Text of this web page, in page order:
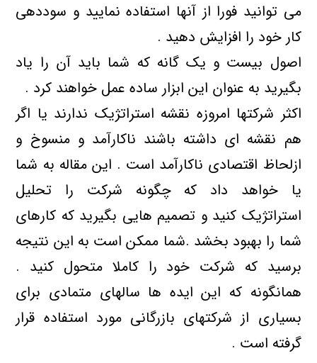
می توانید فورا از آنها استفاده نمایید و سوددهی
کار خود را افزایش دهید .
اصول بیست و یک گانه که شما باید آن را یاد
بگیرید به عنوان این ابزار ساده عمل خواهند کرد .
اکثر شرکتها امروزه نقشه استراتژیک ندارند یا اگر
هم نقشه ای داشته باشند ناکارآمد و منسوخ و
ازلحاظ اقتصادی ناکارآمد است . این مقاله به شما
یا خواهد داد که چگونه شرکت را تحلیل
استراتژیک کنید و تصمیم هایی بگیرید که کارهای
شما را بهبود بخشد .شما ممکن است به این نتیجه
برسید که شرکت خود را کاملا متحول کنید .
همانگونه که این ایده ها سالهای متمادی برای
بسیاری از شرکتهای بازرگانی مورد استفاده قرار
گرفته است .